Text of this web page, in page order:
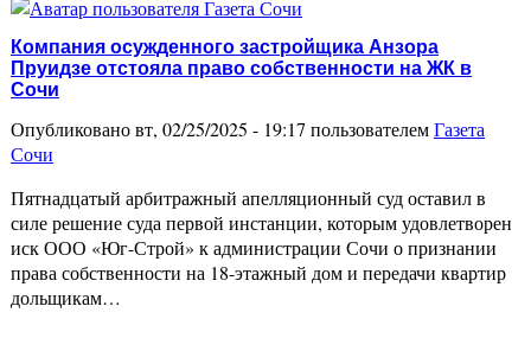
Компания осужденного застройщика Анзора
Пруидзе отстояла право собственности на ЖК в
Сочи
Опубликовано вт, 02/25/2025 - 19:17 пользователемГазета
Сочи
Пятнадцатый арбитражный апелляционный суд оставил в
силе решение суда первой инстанции, которым удовлетворен
иск ООО «Юг-Строй» к администрации Сочи о признании
права собственности на 18-этажный дом и передачи квартир
дольщикам…